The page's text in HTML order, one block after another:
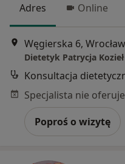
Adres Online
Węgierska 6, Wrocław
Dietetyk Patrycja Kozieł
Konsultacja
Poproś o wizytę